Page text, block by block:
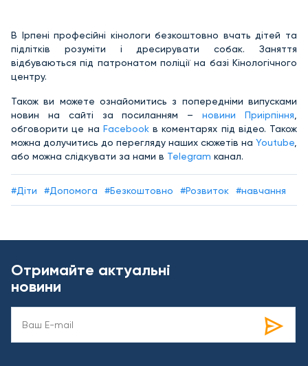
В Ірпені професійні кінологи безкоштовно вчать дітей та
підлітків розуміти і дресирувати собак. Заняття
відбуваються під патронатом поліції на базі Кінологічного
центру.
Також ви можете ознайомитись з попередніми випусками
новин на сайті за посиланням –новини Приірпіння
обговорити це на Facebookв коментарях під відео. Також
можна долучитись до перегляду наших сюжетів на Youtube
або можна слідкувати за нами в Telegram канал.
#Діти #Допомога #Безкоштовно #Розвиток #навчання
Отримайте актуальні
новини